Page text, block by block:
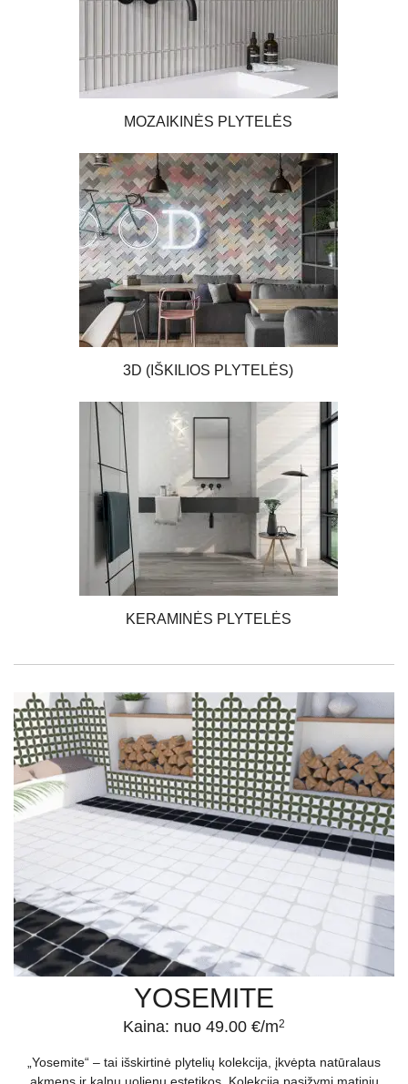
MOZAIKINĖS PLYTELĖS
3D (IŠKILIOS PLYTELĖS)
KERAMINĖS PLYTELĖS
YOSEMITE
Kaina: nuo 49.00 €/m2
„Yosemite“ – tai išskirtinė plytelių kolekcija, įkvėpta natūralaus